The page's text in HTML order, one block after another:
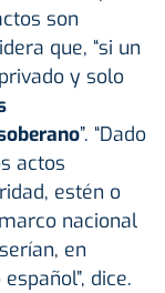
son
que, “si un
y solo
”. “Dado
actos
estén o
nacional
en
dice.